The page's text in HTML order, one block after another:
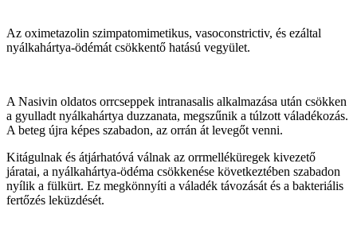
Az oximetazolin szimpatomimetikus, vasoconstrictiv, és ezáltal
nyálkahártya‑ödémát csökkentő hatású vegyület.
A Nasivin oldatos orrcseppek intranasalis alkalmazása után csökken
a gyulladt nyálkahártya duzzanata, megszűnik a túlzott váladékozás.
A beteg újra képes szabadon, az orrán át levegőt venni.
Kitágulnak és átjárhatóvá válnak az orrmelléküregek kivezető
járatai, a nyálkahártya‑ödéma csökkenése következtében szabadon
nyílik a fülkürt. Ez megkönnyíti a váladék távozását és a bakteriális
fertőzés leküzdését.